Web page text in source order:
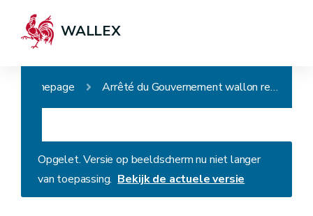
WALLEX
Homepage Arrêté du Gouvernement wallon relatif à la promotion de l'électricité produite au moyen de sources d'énergie renouvelables ou de cogénération (AGW du 20 décembre 2007, art. 2)
Opgelet. Versie op beeldscherm nu niet langer
van toepassing. Bekijk de actuele versie